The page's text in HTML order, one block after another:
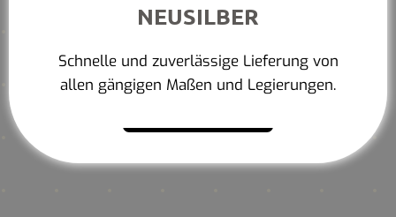
NEUSILBER
Schnelle und zuverlässige Lieferung von
allen gängigen Maßen und Legierungen.